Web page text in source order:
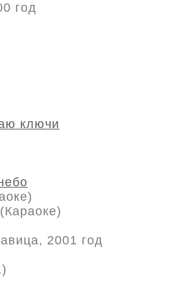
год
ключи
(Караоке)
2001 год